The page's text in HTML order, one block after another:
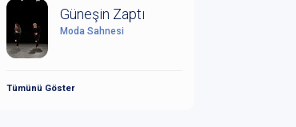
Güneşin Zaptı
Moda Sahnesi
Tümünü Göster